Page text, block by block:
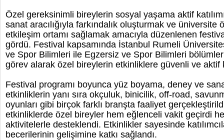
Özel gereksinimli bireylerin sosyal yaşama aktif
sanat aracılığıyla farkındalık oluşturmak ve üniversite
etkileşim ortamı sağlamak amacıyla düzenlenen
gördü. Festival kapsamında İstanbul Rumeli
ve Spor Bilimleri ile Egzersiz ve Spor Bilimleri
görev alarak özel bireylerin etkinliklere güvenli ve aktif
Festival programı boyunca yüz boyama, deney ve
etkinliklerin yanı sıra okçuluk, binicilik, off-road,
oyunları gibi birçok farklı branşta faaliyet
etkinliklerde özel bireyler hem eğlenceli vakit geçirdi
aktivitelerle desteklendi. Etkinlikler sayesinde
becerilerinin gelişimine katkı sağlandı.